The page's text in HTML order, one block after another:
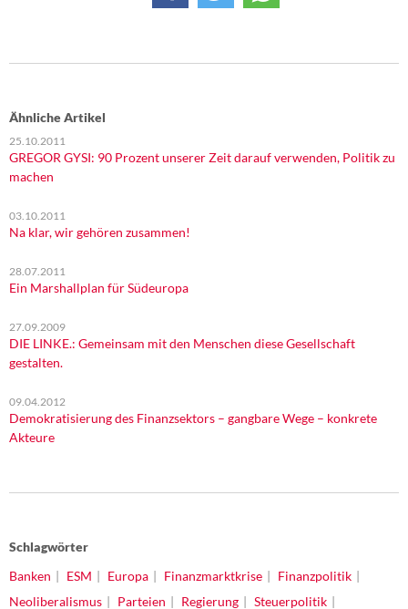
Ähnliche Artikel
25.10.2011
GREGOR GYSI: 90 Prozent unserer Zeit darauf verwenden, Politik zu
machen
03.10.2011
Na klar, wir gehören zusammen!
28.07.2011
Ein Marshallplan für Südeuropa
27.09.2009
DIE LINKE.: Gemeinsam mit den Menschen diese Gesellschaft
gestalten.
09.04.2012
Demokratisierung des Finanzsektors – gangbare Wege – konkrete
Akteure
Schlagwörter
Banken
ESM Europa Finanzmarktkrise
Finanzpolitik
Neoliberalismus
Parteien Regierung Steuerpolitik